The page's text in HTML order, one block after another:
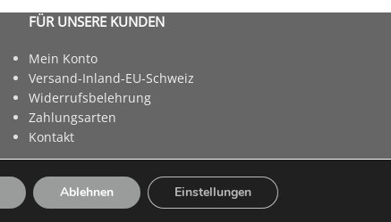
FÜR UNSERE KUNDEN
Mein Konto
Versand-Inland-EU-Schweiz
Widerrufsbelehrung
Zahlungsarten
Kontakt
Ablehnen Einstellungen